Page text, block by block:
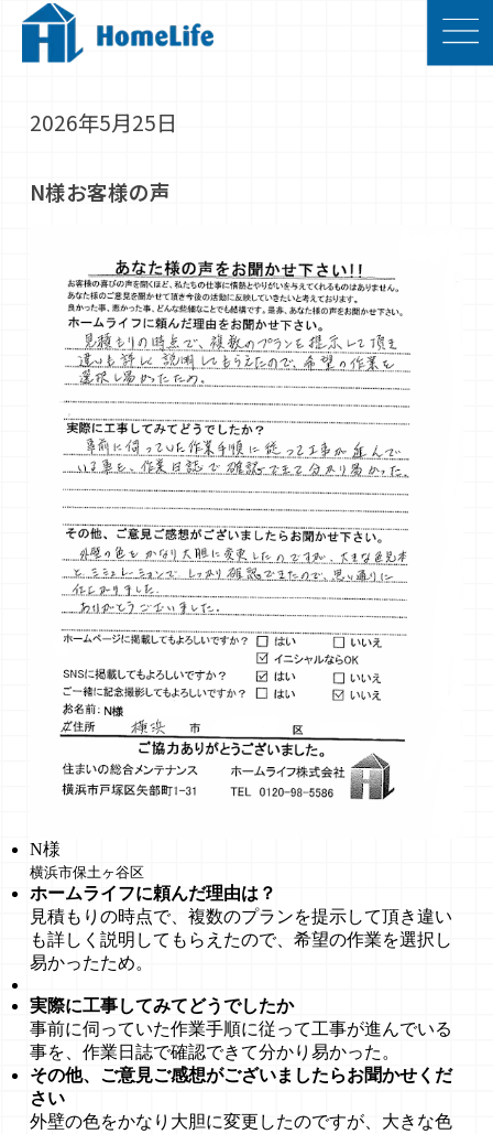
2026年5月25日
N様お客様の声
N様
横浜市保土ヶ谷区
ホームライフに頼んだ理由は？
見積もりの時点で、複数のプランを提示して頂き違い
も詳しく説明してもらえたので、希望の作業を選択し
易かったため。
実際に工事してみてどうでしたか
事前に伺っていた作業手順に従って工事が進んでいる
事を、作業日誌で確認できて分かり易かった。
その他、ご意見ご感想がございましたらお聞かせくだ
さい
外壁の色をかなり大胆に変更したのですが、大きな色